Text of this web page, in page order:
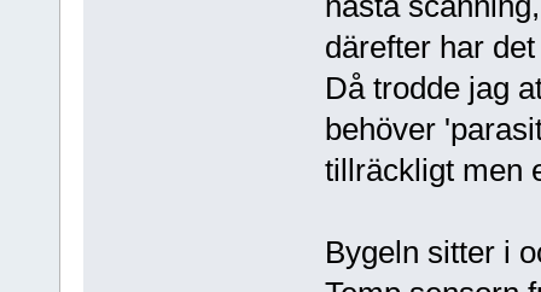
därefter har
Då trodde jag
behöver
tillräckligt men
Bygeln sitter i